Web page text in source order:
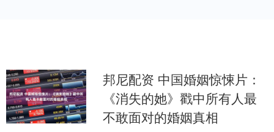
邦尼配资 中国婚姻惊悚片：
《消失的她》戳中所有人最
不敢面对的婚姻真相